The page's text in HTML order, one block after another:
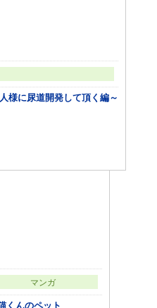
様に尿道開発して頂く編～
マンガ
くんのペット